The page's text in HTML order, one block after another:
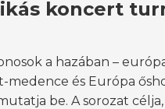
koncert
a hazában –
és Európa
be. A sorozat